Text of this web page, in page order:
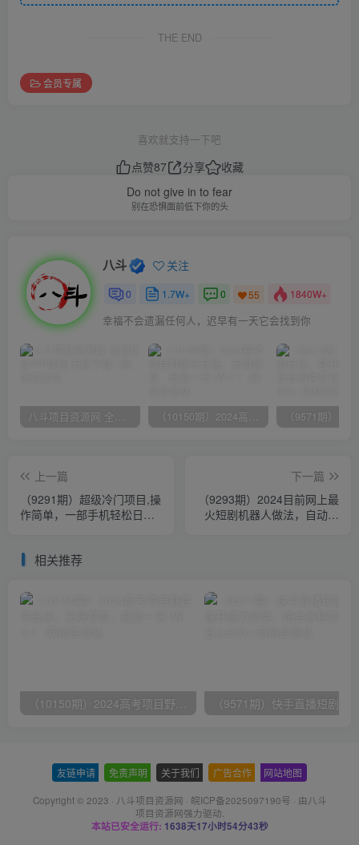
THE END
会员专属
喜欢就支持一下吧
点赞87 分享
收藏
Do not give in to fear
别在恐惧面前低下你的头
八斗 关注
0 1.7W+ 0 55 1840W+
幸福不会遗漏任何人，迟早有一天它会找到你
八斗项目资源网 全网正品VIP课程 无损下载~ （10150期）2024高考项目野路子玩法，无限裂变，最高一天1W＋！
上一篇
（9291期）超级冷门项目,操
作简单，一部手机轻松日入
下一篇
（9293期）2024目前网上最
火短剧机器人做法，自动搜
相关推荐
（10150期）2024高考项目野路子玩法，无限裂变，最高一天1W＋！
友链申请 免责声明 关于我们 广告合作 网站地图
Copyright © 2023 · 八斗项目资源网 · 皖ICP备2025097190号 · 由八斗
项目资源网强力驱动.
本站已安全运行: 1638天17小时54分44秒